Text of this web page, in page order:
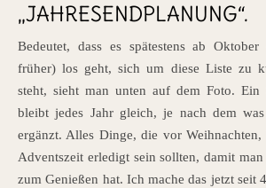
„JAHRESENDPLANUNG“.
Bedeutet, dass es spätestens ab Oktober
früher) los geht, sich um diese Liste zu
steht, sieht man unten auf dem Foto. Ein
bleibt jedes Jahr gleich, je nach dem
ergänzt. Alles Dinge, die vor
Adventszeit erledigt sein sollten, damit
zum Genießen hat. Ich mache das jetzt seit